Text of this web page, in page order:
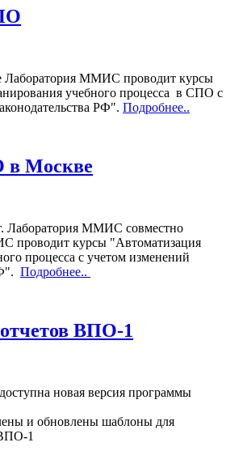
Лаборатория ММИС проводит курсы
учебного процесса в СПО с
РФ". Подробнее..
в Москве
Лаборатория ММИС совместно
проводит курсы "Автоматизация
процесса с учетом изменений
Подробнее..
ВПО-1
доступна новая версия программы
и обновлены шаблоны для
1